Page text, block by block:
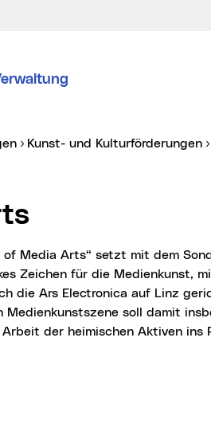
Verwaltung
Kunst- und Kulturförderungen
Zeichen für die Medienkunst,
die Ars Electronica auf Linz
Medienkunstszene soll damit
der heimischen Aktiven ins